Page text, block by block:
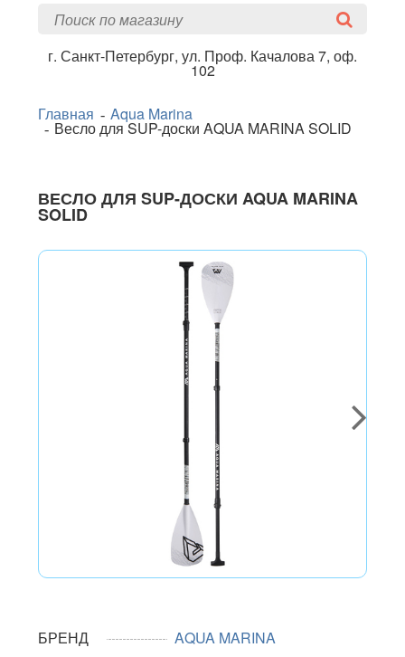
г. Санкт-Петербург, ул. Проф. Качалова 7, оф.
102
Главная Aqua Marina
Весло для SUP-доски AQUA MARINA SOLID
ВЕСЛО ДЛЯ SUP-ДОСКИ AQUA MARINA
SOLID
БРЕНД
AQUA MARINA